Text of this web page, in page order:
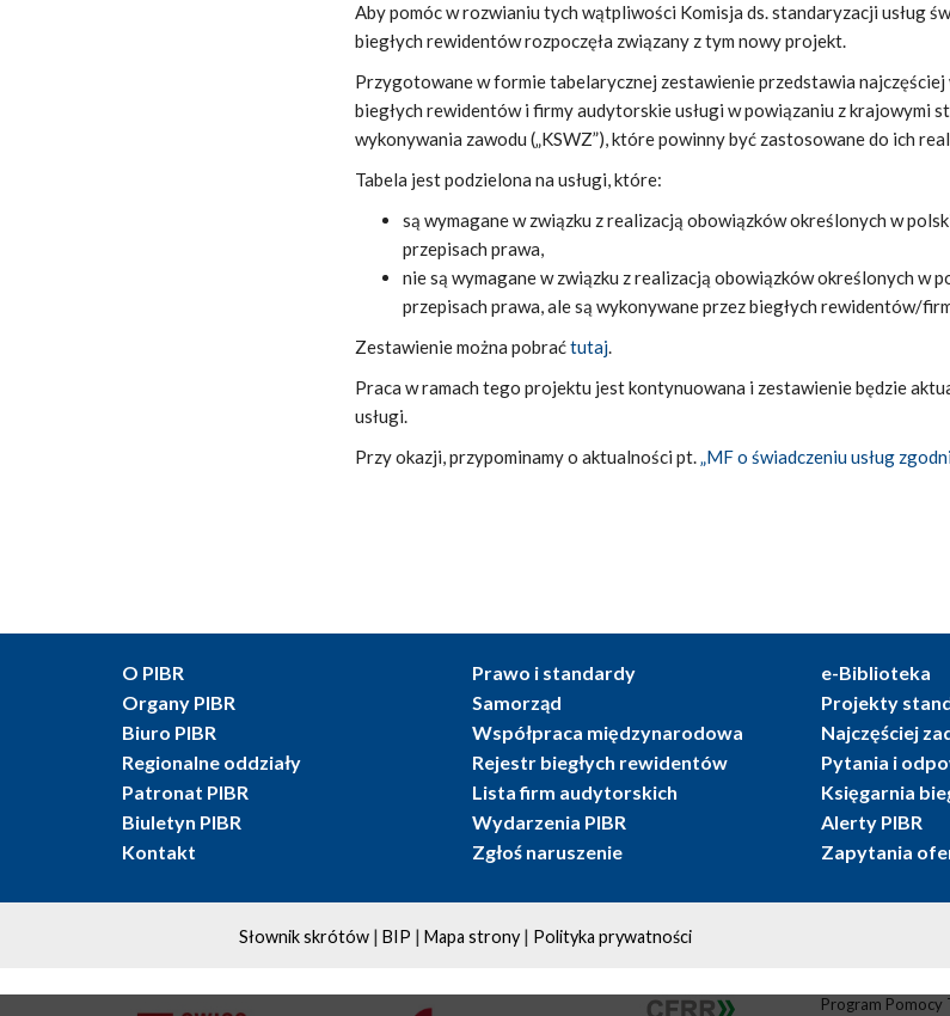
Aby pomóc w rozwianiu tych wątpliwości Komisja ds. standaryzacji usług
biegłych rewidentów rozpoczęła związany z tym nowy projekt.
Przygotowane w formie tabelarycznej zestawienie przedstawia najczęściej
biegłych rewidentów i firmy audytorskie usługi w powiązaniu z krajowymi
wykonywania zawodu („KSWZ”), które powinny być zastosowane do ich
Tabela jest podzielona na usługi, które:
są wymagane w związku z realizacją obowiązków określonych w
przepisach prawa,
nie są wymagane w związku z realizacją obowiązków określonych w
przepisach prawa, ale są wykonywane przez biegłych rewidentów/
Zestawienie można pobraćtutaj.
Praca w ramach tego projektu jest kontynuowana i zestawienie będzie
usługi.
Przy okazji, przypominamy o aktualności pt.„MF o świadczeniu usług
O PIBR
Organy PIBR
Biuro PIBR
Regionalne oddziały
Patronat PIBR
Biuletyn PIBR
Kontakt
Prawo i standardy
Samorząd
Współpraca międzynarodowa
Rejestr biegłych rewidentów
Lista firm audytorskich
Wydarzenia PIBR
Zgłoś naruszenie
e-Biblioteka
Projekty
Najczęściej
Pytania i
Księgarnia
Alerty PIBR
Zapytania
Słownik skrótów| BIP | Mapa strony| Polityka prywatności
Program Pomocy